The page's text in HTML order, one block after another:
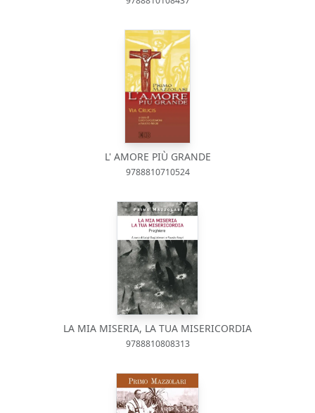
L' AMORE PIÙ GRANDE
9788810710524
LA MIA MISERIA, LA TUA MISERICORDIA
9788810808313